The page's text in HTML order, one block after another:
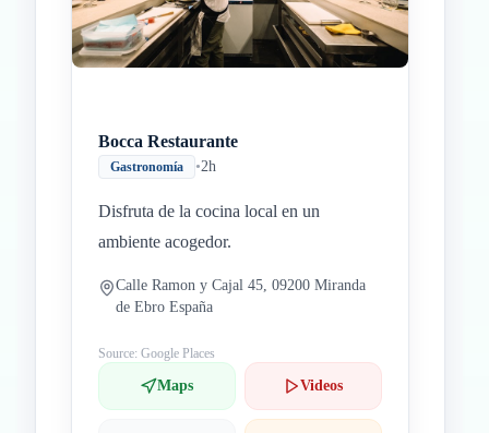
Bocca Restaurante
Gastronomía •2h
Disfruta de la cocina local en un
ambiente acogedor.
Calle Ramon y Cajal 45, 09200 Miranda
de Ebro España
Source: Google Places
Maps Videos